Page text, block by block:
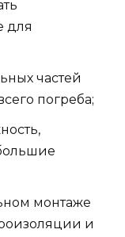
для
частей
погреба;
монтаже
и